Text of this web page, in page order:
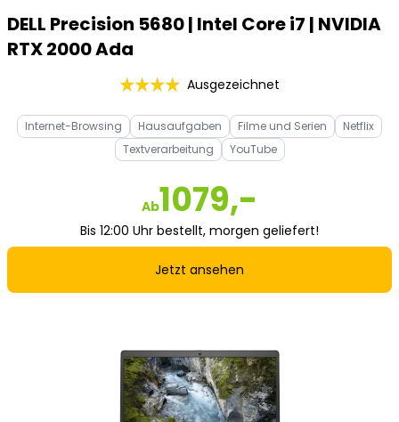
DELL Precision 5680 | Intel Core i7 | NVIDIA
RTX 2000 Ada
Ausgezeichnet
Internet-Browsing Hausaufgaben Filme und Serien
Netflix
Textverarbeitung
YouTube
Ab1079,-
Bis 12:00 Uhr bestellt, morgen geliefert!
Jetzt ansehen